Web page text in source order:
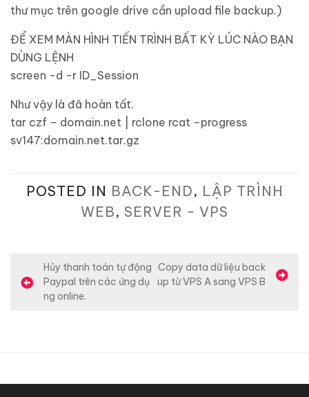
thư mục trên google drive cần upload file backup.)
ĐỂ XEM MÀN HÌNH TIẾN TRÌNH BẤT KỲ LÚC NÀO BẠN
DÙNG LỆNH
screen -d -r ID_Session
Như vậy là đã hoàn tất.
tar czf – domain.net | rclone rcat –progress
sv147:domain.net.tar.gz
POSTED IN BACK-END, LẬP TRÌNH
WEB, SERVER - VPS
i
Hủy thanh toán tự động
Paypal trên các ứng dụ
ng online.
Copy data dữ liệu back
up từ VPS A sang VPS B